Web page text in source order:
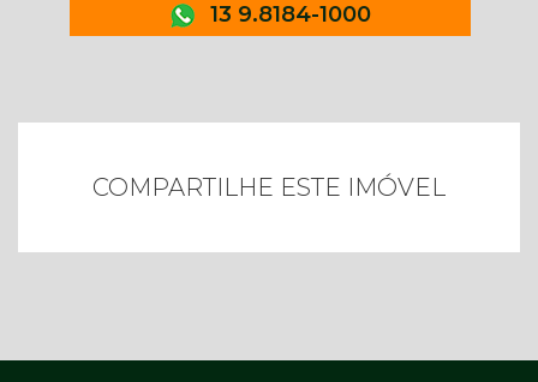
13 9.8184-1000
COMPARTILHE ESTE IMÓVEL